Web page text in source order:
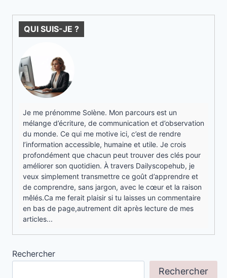
QUI SUIS-JE ?
Je me prénomme Solène. Mon parcours est un
mélange d’écriture, de communication et d’observation
du monde. Ce qui me motive ici, c’est de rendre
l’information accessible, humaine et utile. Je crois
profondément que chacun peut trouver des clés pour
améliorer son quotidien. À travers Dailyscopehub, je
veux simplement transmettre ce goût d’apprendre et
de comprendre, sans jargon, avec le cœur et la raison
mêlés.Ca me ferait plaisir si tu laisses un commentaire
en bas de page,autrement dit après lecture de mes
articles...
Rechercher
Rechercher